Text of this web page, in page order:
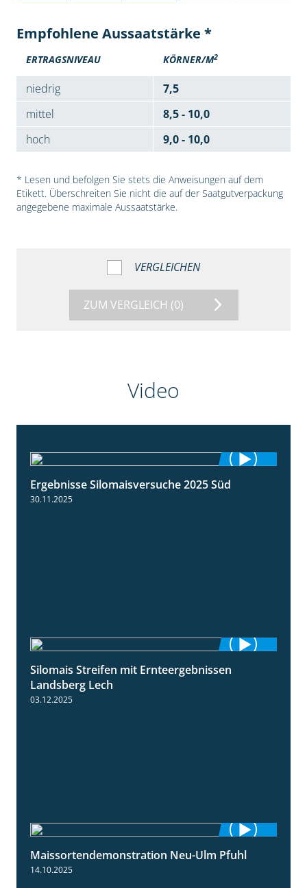
Empfohlene Aussaatstärke *
ERTRAGSNIVEAU KÖRNER/M2
niedrig
7,5
mittel
8,5 - 10,0
hoch
9,0 - 10,0
* Lesen und befolgen Sie stets die Anweisungen auf dem
Etikett. Überschreiten Sie nicht die auf der Saatgutverpackung
angegebene maximale Aussaatstärke.
VERGLEICHEN
ZUM VERGLEICH (0)
Video
Ergebnisse Silomaisversuche 2025 Süd
30.11.2025
11:01
Silomais Streifen mit Ernteergebnissen
Landsberg Lech
03.12.2025
7:10
Maissortendemonstration Neu-Ulm Pfuhl
14.10.2025